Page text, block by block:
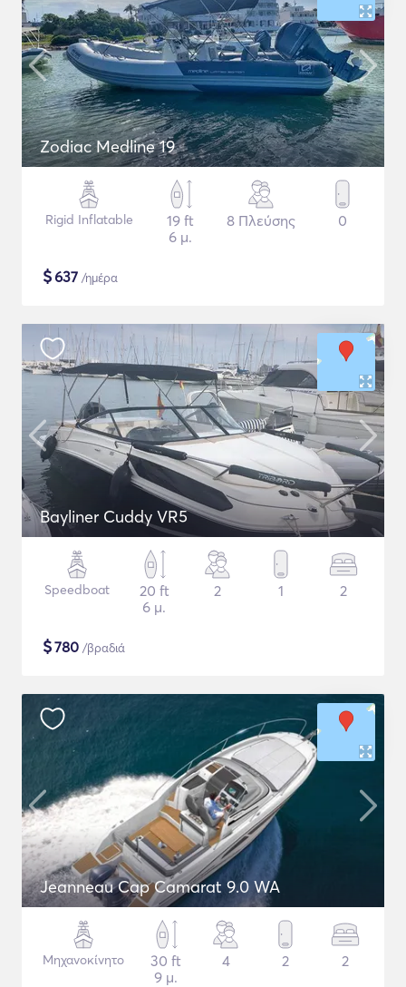
Zodiac Medline 19
Rigid Inflatable
19 ft
6 μ.
8 Πλεύσης 0
$637 /ημέρα
Bayliner Cuddy VR5
Speedboat
20 ft
6 μ.
2 1 2
$780 /βραδιά
Jeanneau Cap Camarat 9.0 WA
Μηχανοκίνητο
30 ft
9 μ.
4 2 2